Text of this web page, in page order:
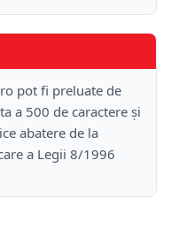
pot fi preluate de
a 500 de caractere și
abatere de la
a Legii 8/1996